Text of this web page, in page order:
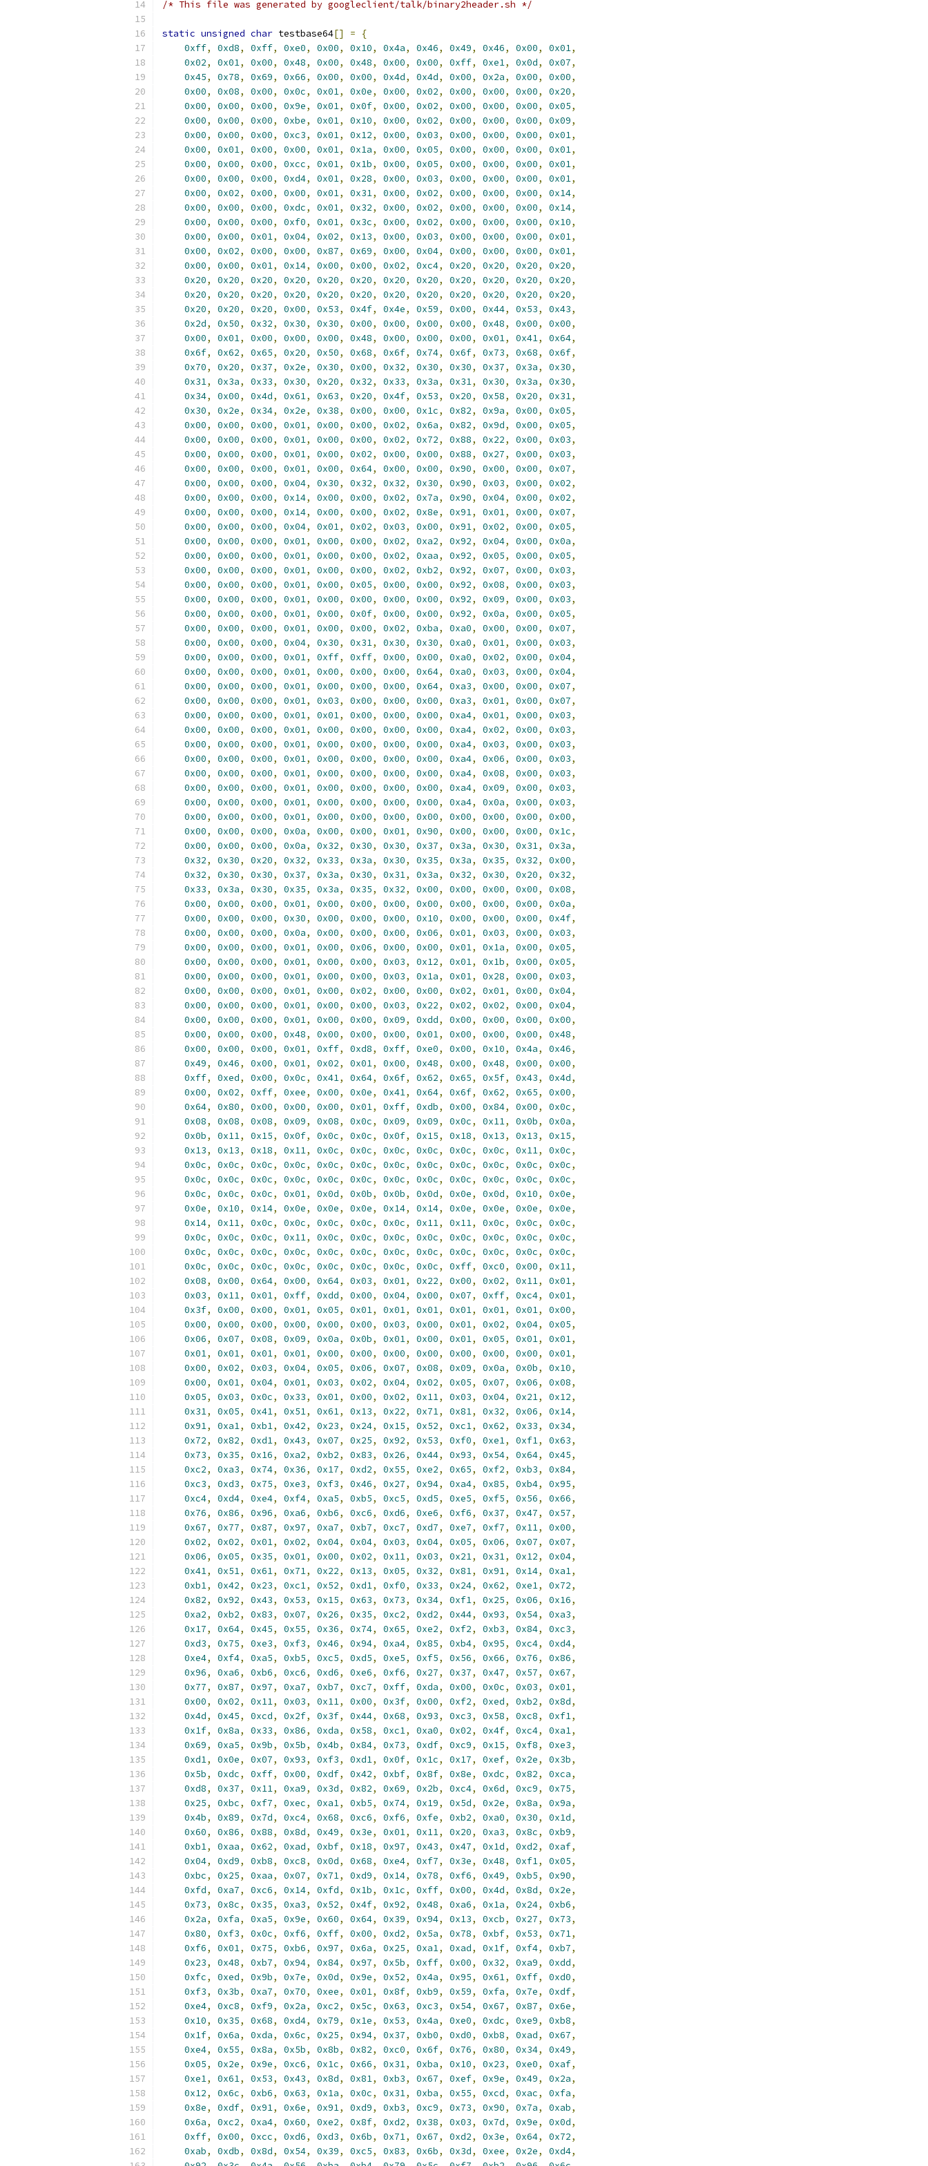
/* This file was generated by googleclient/talk/binary2header.sh */
static unsigned char testbase64[] =
{
0xff, 0xd8, 0xff, 0xe0, 0x00, 0x10, 0x4a, 0x46, 0x49, 0x46, 0x00, 0x01,
0x02, 0x01, 0x00, 0x48, 0x00, 0x48, 0x00, 0x00, 0xff, 0xe1, 0x0d, 0x07,
0x45, 0x78, 0x69, 0x66, 0x00, 0x00, 0x4d, 0x4d, 0x00, 0x2a, 0x00, 0x00,
0x00, 0x08, 0x00, 0x0c, 0x01, 0x0e, 0x00, 0x02, 0x00, 0x00, 0x00, 0x20,
0x00, 0x00, 0x00, 0x9e, 0x01, 0x0f, 0x00, 0x02, 0x00, 0x00, 0x00, 0x05,
0x00, 0x00, 0x00, 0xbe, 0x01, 0x10, 0x00, 0x02, 0x00, 0x00, 0x00, 0x09,
0x00, 0x00, 0x00, 0xc3, 0x01, 0x12, 0x00, 0x03, 0x00, 0x00, 0x00, 0x01,
0x00, 0x01, 0x00, 0x00, 0x01, 0x1a, 0x00, 0x05, 0x00, 0x00, 0x00, 0x01,
0x00, 0x00, 0x00, 0xcc, 0x01, 0x1b, 0x00, 0x05, 0x00, 0x00, 0x00, 0x01,
0x00, 0x00, 0x00, 0xd4, 0x01, 0x28, 0x00, 0x03, 0x00, 0x00, 0x00, 0x01,
0x00, 0x02, 0x00, 0x00, 0x01, 0x31, 0x00, 0x02, 0x00, 0x00, 0x00, 0x14,
0x00, 0x00, 0x00, 0xdc, 0x01, 0x32, 0x00, 0x02, 0x00, 0x00, 0x00, 0x14,
0x00, 0x00, 0x00, 0xf0, 0x01, 0x3c, 0x00, 0x02, 0x00, 0x00, 0x00, 0x10,
0x00, 0x00, 0x01, 0x04, 0x02, 0x13, 0x00, 0x03, 0x00, 0x00, 0x00, 0x01,
0x00, 0x02, 0x00, 0x00, 0x87, 0x69, 0x00, 0x04, 0x00, 0x00, 0x00, 0x01,
0x00, 0x00, 0x01, 0x14, 0x00, 0x00, 0x02, 0xc4, 0x20, 0x20, 0x20, 0x20,
0x20, 0x20, 0x20, 0x20, 0x20, 0x20, 0x20, 0x20, 0x20, 0x20, 0x20, 0x20,
0x20, 0x20, 0x20, 0x20, 0x20, 0x20, 0x20, 0x20, 0x20, 0x20, 0x20, 0x20,
0x20, 0x20, 0x20, 0x00, 0x53, 0x4f, 0x4e, 0x59, 0x00, 0x44, 0x53, 0x43,
0x2d, 0x50, 0x32, 0x30, 0x30, 0x00, 0x00, 0x00, 0x00, 0x48, 0x00, 0x00,
0x00, 0x01, 0x00, 0x00, 0x00, 0x48, 0x00, 0x00, 0x00, 0x01, 0x41, 0x64,
0x6f, 0x62, 0x65, 0x20, 0x50, 0x68, 0x6f, 0x74, 0x6f, 0x73, 0x68, 0x6f,
0x70, 0x20, 0x37, 0x2e, 0x30, 0x00, 0x32, 0x30, 0x30, 0x37, 0x3a, 0x30,
0x31, 0x3a, 0x33, 0x30, 0x20, 0x32, 0x33, 0x3a, 0x31, 0x30, 0x3a, 0x30,
0x34, 0x00, 0x4d, 0x61, 0x63, 0x20, 0x4f, 0x53, 0x20, 0x58, 0x20, 0x31,
0x30, 0x2e, 0x34, 0x2e, 0x38, 0x00, 0x00, 0x1c, 0x82, 0x9a, 0x00, 0x05,
0x00, 0x00, 0x00, 0x01, 0x00, 0x00, 0x02, 0x6a, 0x82, 0x9d, 0x00, 0x05,
0x00, 0x00, 0x00, 0x01, 0x00, 0x00, 0x02, 0x72, 0x88, 0x22, 0x00, 0x03,
0x00, 0x00, 0x00, 0x01, 0x00, 0x02, 0x00, 0x00, 0x88, 0x27, 0x00, 0x03,
0x00, 0x00, 0x00, 0x01, 0x00, 0x64, 0x00, 0x00, 0x90, 0x00, 0x00, 0x07,
0x00, 0x00, 0x00, 0x04, 0x30, 0x32, 0x32, 0x30, 0x90, 0x03, 0x00, 0x02,
0x00, 0x00, 0x00, 0x14, 0x00, 0x00, 0x02, 0x7a, 0x90, 0x04, 0x00, 0x02,
0x00, 0x00, 0x00, 0x14, 0x00, 0x00, 0x02, 0x8e, 0x91, 0x01, 0x00, 0x07,
0x00, 0x00, 0x00, 0x04, 0x01, 0x02, 0x03, 0x00, 0x91, 0x02, 0x00, 0x05,
0x00, 0x00, 0x00, 0x01, 0x00, 0x00, 0x02, 0xa2, 0x92, 0x04, 0x00, 0x0a,
0x00, 0x00, 0x00, 0x01, 0x00, 0x00, 0x02, 0xaa, 0x92, 0x05, 0x00, 0x05,
0x00, 0x00, 0x00, 0x01, 0x00, 0x00, 0x02, 0xb2, 0x92, 0x07, 0x00, 0x03,
0x00, 0x00, 0x00, 0x01, 0x00, 0x05, 0x00, 0x00, 0x92, 0x08, 0x00, 0x03,
0x00, 0x00, 0x00, 0x01, 0x00, 0x00, 0x00, 0x00, 0x92, 0x09, 0x00, 0x03,
0x00, 0x00, 0x00, 0x01, 0x00, 0x0f, 0x00, 0x00, 0x92, 0x0a, 0x00, 0x05,
0x00, 0x00, 0x00, 0x01, 0x00, 0x00, 0x02, 0xba, 0xa0, 0x00, 0x00, 0x07,
0x00, 0x00, 0x00, 0x04, 0x30, 0x31, 0x30, 0x30, 0xa0, 0x01, 0x00, 0x03,
0x00, 0x00, 0x00, 0x01, 0xff, 0xff, 0x00, 0x00, 0xa0, 0x02, 0x00, 0x04,
0x00, 0x00, 0x00, 0x01, 0x00, 0x00, 0x00, 0x64, 0xa0, 0x03, 0x00, 0x04,
0x00, 0x00, 0x00, 0x01, 0x00, 0x00, 0x00, 0x64, 0xa3, 0x00, 0x00, 0x07,
0x00, 0x00, 0x00, 0x01, 0x03, 0x00, 0x00, 0x00, 0xa3, 0x01, 0x00, 0x07,
0x00, 0x00, 0x00, 0x01, 0x01, 0x00, 0x00, 0x00, 0xa4, 0x01, 0x00, 0x03,
0x00, 0x00, 0x00, 0x01, 0x00, 0x00, 0x00, 0x00, 0xa4, 0x02, 0x00, 0x03,
0x00, 0x00, 0x00, 0x01, 0x00, 0x00, 0x00, 0x00, 0xa4, 0x03, 0x00, 0x03,
0x00, 0x00, 0x00, 0x01, 0x00, 0x00, 0x00, 0x00, 0xa4, 0x06, 0x00, 0x03,
0x00, 0x00, 0x00, 0x01, 0x00, 0x00, 0x00, 0x00, 0xa4, 0x08, 0x00, 0x03,
0x00, 0x00, 0x00, 0x01, 0x00, 0x00, 0x00, 0x00, 0xa4, 0x09, 0x00, 0x03,
0x00, 0x00, 0x00, 0x01, 0x00, 0x00, 0x00, 0x00, 0xa4, 0x0a, 0x00, 0x03,
0x00, 0x00, 0x00, 0x01, 0x00, 0x00, 0x00, 0x00, 0x00, 0x00, 0x00, 0x00,
0x00, 0x00, 0x00, 0x0a, 0x00, 0x00, 0x01, 0x90, 0x00, 0x00, 0x00, 0x1c,
0x00, 0x00, 0x00, 0x0a, 0x32, 0x30, 0x30, 0x37, 0x3a, 0x30, 0x31, 0x3a,
0x32, 0x30, 0x20, 0x32, 0x33, 0x3a, 0x30, 0x35, 0x3a, 0x35, 0x32, 0x00,
0x32, 0x30, 0x30, 0x37, 0x3a, 0x30, 0x31, 0x3a, 0x32, 0x30, 0x20, 0x32,
0x33, 0x3a, 0x30, 0x35, 0x3a, 0x35, 0x32, 0x00, 0x00, 0x00, 0x00, 0x08,
0x00, 0x00, 0x00, 0x01, 0x00, 0x00, 0x00, 0x00, 0x00, 0x00, 0x00, 0x0a,
0x00, 0x00, 0x00, 0x30, 0x00, 0x00, 0x00, 0x10, 0x00, 0x00, 0x00, 0x4f,
0x00, 0x00, 0x00, 0x0a, 0x00, 0x00, 0x00, 0x06, 0x01, 0x03, 0x00, 0x03,
0x00, 0x00, 0x00, 0x01, 0x00, 0x06, 0x00, 0x00, 0x01, 0x1a, 0x00, 0x05,
0x00, 0x00, 0x00, 0x01, 0x00, 0x00, 0x03, 0x12, 0x01, 0x1b, 0x00, 0x05,
0x00, 0x00, 0x00, 0x01, 0x00, 0x00, 0x03, 0x1a, 0x01, 0x28, 0x00, 0x03,
0x00, 0x00, 0x00, 0x01, 0x00, 0x02, 0x00, 0x00, 0x02, 0x01, 0x00, 0x04,
0x00, 0x00, 0x00, 0x01, 0x00, 0x00, 0x03, 0x22, 0x02, 0x02, 0x00, 0x04,
0x00, 0x00, 0x00, 0x01, 0x00, 0x00, 0x09, 0xdd, 0x00, 0x00, 0x00, 0x00,
0x00, 0x00, 0x00, 0x48, 0x00, 0x00, 0x00, 0x01, 0x00, 0x00, 0x00, 0x48,
0x00, 0x00, 0x00, 0x01, 0xff, 0xd8, 0xff, 0xe0, 0x00, 0x10, 0x4a, 0x46,
0x49, 0x46, 0x00, 0x01, 0x02, 0x01, 0x00, 0x48, 0x00, 0x48, 0x00, 0x00,
0xff, 0xed, 0x00, 0x0c, 0x41, 0x64, 0x6f, 0x62, 0x65, 0x5f, 0x43, 0x4d,
0x00, 0x02, 0xff, 0xee, 0x00, 0x0e, 0x41, 0x64, 0x6f, 0x62, 0x65, 0x00,
0x64, 0x80, 0x00, 0x00, 0x00, 0x01, 0xff, 0xdb, 0x00, 0x84, 0x00, 0x0c,
0x08, 0x08, 0x08, 0x09, 0x08, 0x0c, 0x09, 0x09, 0x0c, 0x11, 0x0b, 0x0a,
0x0b, 0x11, 0x15, 0x0f, 0x0c, 0x0c, 0x0f, 0x15, 0x18, 0x13, 0x13, 0x15,
0x13, 0x13, 0x18, 0x11, 0x0c, 0x0c, 0x0c, 0x0c, 0x0c, 0x0c, 0x11, 0x0c,
0x0c, 0x0c, 0x0c, 0x0c, 0x0c, 0x0c, 0x0c, 0x0c, 0x0c, 0x0c, 0x0c, 0x0c,
0x0c, 0x0c, 0x0c, 0x0c, 0x0c, 0x0c, 0x0c, 0x0c, 0x0c, 0x0c, 0x0c, 0x0c,
0x0c, 0x0c, 0x0c, 0x01, 0x0d, 0x0b, 0x0b, 0x0d, 0x0e, 0x0d, 0x10, 0x0e,
0x0e, 0x10, 0x14, 0x0e, 0x0e, 0x0e, 0x14, 0x14, 0x0e, 0x0e, 0x0e, 0x0e,
0x14, 0x11, 0x0c, 0x0c, 0x0c, 0x0c, 0x0c, 0x11, 0x11, 0x0c, 0x0c, 0x0c,
0x0c, 0x0c, 0x0c, 0x11, 0x0c, 0x0c, 0x0c, 0x0c, 0x0c, 0x0c, 0x0c, 0x0c,
0x0c, 0x0c, 0x0c, 0x0c, 0x0c, 0x0c, 0x0c, 0x0c, 0x0c, 0x0c, 0x0c, 0x0c,
0x0c, 0x0c, 0x0c, 0x0c, 0x0c, 0x0c, 0x0c, 0x0c, 0xff, 0xc0, 0x00, 0x11,
0x08, 0x00, 0x64, 0x00, 0x64, 0x03, 0x01, 0x22, 0x00, 0x02, 0x11, 0x01,
0x03, 0x11, 0x01, 0xff, 0xdd, 0x00, 0x04, 0x00, 0x07, 0xff, 0xc4, 0x01,
0x3f, 0x00, 0x00, 0x01, 0x05, 0x01, 0x01, 0x01, 0x01, 0x01, 0x01, 0x00,
0x00, 0x00, 0x00, 0x00, 0x00, 0x00, 0x03, 0x00, 0x01, 0x02, 0x04, 0x05,
0x06, 0x07, 0x08, 0x09, 0x0a, 0x0b, 0x01, 0x00, 0x01, 0x05, 0x01, 0x01,
0x01, 0x01, 0x01, 0x01, 0x00, 0x00, 0x00, 0x00, 0x00, 0x00, 0x00, 0x01,
0x00, 0x02, 0x03, 0x04, 0x05, 0x06, 0x07, 0x08, 0x09, 0x0a, 0x0b, 0x10,
0x00, 0x01, 0x04, 0x01, 0x03, 0x02, 0x04, 0x02, 0x05, 0x07, 0x06, 0x08,
0x05, 0x03, 0x0c, 0x33, 0x01, 0x00, 0x02, 0x11, 0x03, 0x04, 0x21, 0x12,
0x31, 0x05, 0x41, 0x51, 0x61, 0x13, 0x22, 0x71, 0x81, 0x32, 0x06, 0x14,
0x91, 0xa1, 0xb1, 0x42, 0x23, 0x24, 0x15, 0x52, 0xc1, 0x62, 0x33, 0x34,
0x72, 0x82, 0xd1, 0x43, 0x07, 0x25, 0x92, 0x53, 0xf0, 0xe1, 0xf1, 0x63,
0x73, 0x35, 0x16, 0xa2, 0xb2, 0x83, 0x26, 0x44, 0x93, 0x54, 0x64, 0x45,
0xc2, 0xa3, 0x74, 0x36, 0x17, 0xd2, 0x55, 0xe2, 0x65, 0xf2, 0xb3, 0x84,
0xc3, 0xd3, 0x75, 0xe3, 0xf3, 0x46, 0x27, 0x94, 0xa4, 0x85, 0xb4, 0x95,
0xc4, 0xd4, 0xe4, 0xf4, 0xa5, 0xb5, 0xc5, 0xd5, 0xe5, 0xf5, 0x56, 0x66,
0x76, 0x86, 0x96, 0xa6, 0xb6, 0xc6, 0xd6, 0xe6, 0xf6, 0x37, 0x47, 0x57,
0x67, 0x77, 0x87, 0x97, 0xa7, 0xb7, 0xc7, 0xd7, 0xe7, 0xf7, 0x11, 0x00,
0x02, 0x02, 0x01, 0x02, 0x04, 0x04, 0x03, 0x04, 0x05, 0x06, 0x07, 0x07,
0x06, 0x05, 0x35, 0x01, 0x00, 0x02, 0x11, 0x03, 0x21, 0x31, 0x12, 0x04,
0x41, 0x51, 0x61, 0x71, 0x22, 0x13, 0x05, 0x32, 0x81, 0x91, 0x14, 0xa1,
0xb1, 0x42, 0x23, 0xc1, 0x52, 0xd1, 0xf0, 0x33, 0x24, 0x62, 0xe1, 0x72,
0x82, 0x92, 0x43, 0x53, 0x15, 0x63, 0x73, 0x34, 0xf1, 0x25, 0x06, 0x16,
0xa2, 0xb2, 0x83, 0x07, 0x26, 0x35, 0xc2, 0xd2, 0x44, 0x93, 0x54, 0xa3,
0x17, 0x64, 0x45, 0x55, 0x36, 0x74, 0x65, 0xe2, 0xf2, 0xb3, 0x84, 0xc3,
0xd3, 0x75, 0xe3, 0xf3, 0x46, 0x94, 0xa4, 0x85, 0xb4, 0x95, 0xc4, 0xd4,
0xe4, 0xf4, 0xa5, 0xb5, 0xc5, 0xd5, 0xe5, 0xf5, 0x56, 0x66, 0x76, 0x86,
0x96, 0xa6, 0xb6, 0xc6, 0xd6, 0xe6, 0xf6, 0x27, 0x37, 0x47, 0x57, 0x67,
0x77, 0x87, 0x97, 0xa7, 0xb7, 0xc7, 0xff, 0xda, 0x00, 0x0c, 0x03, 0x01,
0x00, 0x02, 0x11, 0x03, 0x11, 0x00, 0x3f, 0x00, 0xf2, 0xed, 0xb2, 0x8d,
0x4d, 0x45, 0xcd, 0x2f, 0x3f, 0x44, 0x68, 0x93, 0xc3, 0x58, 0xc8, 0xf1,
0x1f, 0x8a, 0x33, 0x86, 0xda, 0x58, 0xc1, 0xa0, 0x02, 0x4f, 0xc4, 0xa1,
0x69, 0xa5, 0x9b, 0x5b, 0x4b, 0x84, 0x73, 0xdf, 0xc9, 0x15, 0xf8, 0xe3,
0xd1, 0x0e, 0x07, 0x93, 0xf3, 0xd1, 0x0f, 0x1c, 0x17, 0xef, 0x2e, 0x3b,
0x5b, 0xdc, 0xff, 0x00, 0xdf, 0x42, 0xbf, 0x8f, 0x8e, 0xdc, 0x82, 0xca,
0xd8, 0x37, 0x11, 0xa9, 0x3d, 0x82, 0x69, 0x2b, 0xc4, 0x6d, 0xc9, 0x75,
0x25, 0xbc, 0xf7, 0xec, 0xa1, 0xb5, 0x74, 0x19, 0x5d, 0x2e, 0x8a, 0x9a,
0x4b, 0x89, 0x7d, 0xc4, 0x68, 0xc6, 0xf6, 0xfe, 0xb2, 0xa0, 0x30, 0x1d,
0x60, 0x86, 0x88, 0x8d, 0x49, 0x3e, 0x01, 0x11, 0x20, 0xa3, 0x8c, 0xb9,
0xb1, 0xaa, 0x62, 0xad, 0xbf, 0x18, 0x97, 0x43, 0x47, 0x1d, 0xd2, 0xaf,
0x04, 0xd9, 0xb8, 0xc8, 0x0d, 0x68, 0xe4, 0xf7, 0x3e, 0x48, 0xf1, 0x05,
0xbc, 0x25, 0xaa, 0x07, 0x71, 0xd9, 0x14, 0x78, 0xf6, 0x49, 0xb5, 0x90,
0xfd, 0xa7, 0xc6, 0x14, 0xfd, 0x1b, 0x1c, 0xff, 0x00, 0x4d, 0x8d, 0x2e,
0x73, 0x8c, 0x35, 0xa3, 0x52, 0x4f, 0x92, 0x48, 0xa6, 0x1a, 0x24, 0xb6,
0x2a, 0xfa, 0xa5, 0x9e, 0x60, 0x64, 0x39, 0x94, 0x13, 0xcb, 0x27, 0x73,
0x80, 0xf3, 0x0c, 0xf6, 0xff, 0x00, 0xd2, 0x5a, 0x78, 0xbf, 0x53, 0x71,
0xf6, 0x01, 0x75, 0xb6, 0x97, 0x6a, 0x25, 0xa1, 0xad, 0x1f, 0xf4, 0xb7,
0x23, 0x48, 0xb7, 0x94, 0x84, 0x97, 0x5b, 0xff, 0x00, 0x32, 0xa9, 0xdd,
0xfc, 0xed, 0x9b, 0x7e, 0x0d, 0x9e, 0x52, 0x4a, 0x95, 0x61, 0xff, 0xd0,
0xf3, 0x3b, 0xa7, 0x70, 0xee, 0x01, 0x8f, 0xb9, 0x59, 0xfa, 0x7e, 0xdf,
0xe4, 0xc8, 0xf9, 0x2a, 0xc2, 0x5c, 0x63, 0xc3, 0x54, 0x67, 0x87, 0x6e,
0x10, 0x35, 0x68, 0xd4, 0x79, 0x1e, 0x53, 0x4a, 0xe0, 0xdc, 0xe9, 0xb8,
0x1f, 0x6a, 0xda, 0x6c, 0x25, 0x94, 0x37, 0xb0, 0xd0, 0xb8, 0xad, 0x67,
0xe4, 0x55, 0x8a, 0x5b, 0x8b, 0x82, 0xc0, 0x6f, 0x76, 0x80, 0x34, 0x49,
0x05, 0x2e, 0x9e, 0xc6, 0x1c, 0x66, 0x31, 0xba, 0x10, 0x23, 0xe0, 0xaf,
0xe1, 0x61, 0x53, 0x43, 0x8d, 0x81, 0xb3, 0x67, 0xef, 0x9e, 0x49, 0x2a,
0x12, 0x6c, 0xb6, 0x63, 0x1a, 0x0c, 0x31, 0xba, 0x55, 0xcd, 0xac, 0xfa,
0x8e, 0xdf, 0x91, 0x6e, 0x91, 0xd9, 0xb3, 0xc9, 0x73, 0x90, 0x7a, 0xab,
0x6a, 0xc2, 0xa4, 0x60, 0xe2, 0x8f, 0xd2, 0x38, 0x03, 0x7d, 0x9e, 0x0d,
0xff, 0x00, 0xcc, 0xd6, 0xd3, 0x6b, 0x71, 0x67, 0xd2, 0x3e, 0x64, 0x72,
0xab, 0xdb, 0x8d, 0x54, 0x39, 0xc5, 0x83, 0x6b, 0x3d, 0xee, 0x2e, 0xd4,